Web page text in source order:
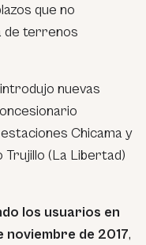
que no
de terrenos
nuevas
Chicama y
Trujillo (La Libertad)
los usuarios en
de 2017,